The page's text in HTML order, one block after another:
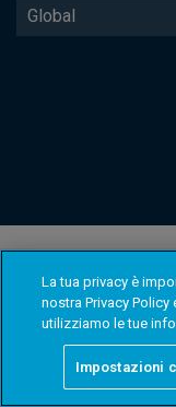
Global
La tua privacy è
nostra Privacy
utilizziamo le tue
Impostazioni